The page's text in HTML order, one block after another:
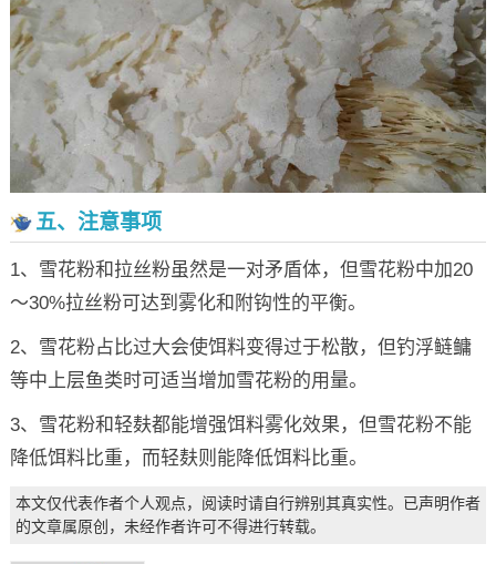
五、注意事项
1、雪花粉和拉丝粉虽然是一对矛盾体，但雪花粉中加20
～30%拉丝粉可达到雾化和附钩性的平衡。
2、雪花粉占比过大会使饵料变得过于松散，但钓浮鲢鳙
等中上层鱼类时可适当增加雪花粉的用量。
3、雪花粉和轻麸都能增强饵料雾化效果，但雪花粉不能
降低饵料比重，而轻麸则能降低饵料比重。
本文仅代表作者个人观点，阅读时请自行辨别其真实性。已声明作者
的文章属原创，未经作者许可不得进行转载。